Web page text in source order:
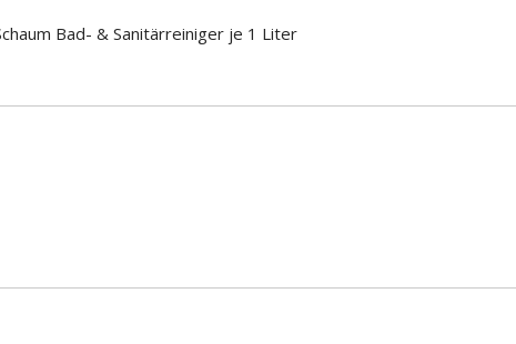
Bad- & Sanitärreiniger je 1 Liter